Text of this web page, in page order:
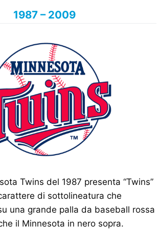
1987 – 2009
Twins del 1987 presenta “Twins”
di sottolineatura che
una grande palla da baseball rossa
il Minnesota in nero sopra.